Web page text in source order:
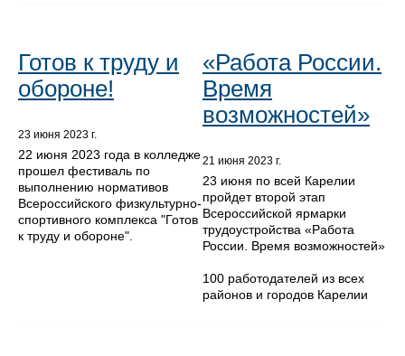
Готов к труду и
обороне!
23 июня 2023 г.
22 июня 2023 года в колледже
прошел фестиваль по
выполнению нормативов
Всероссийского физкультурно-
спортивного комплекса "Готов
к труду и обороне".
«Работа России.
Время
возможностей»
21 июня 2023 г.
23 июня по всей Карелии
пройдет второй этап
Всероссийской ярмарки
трудоустройства «Работа
России. Время возможностей»
100 работодателей из всех
районов и городов Карелии